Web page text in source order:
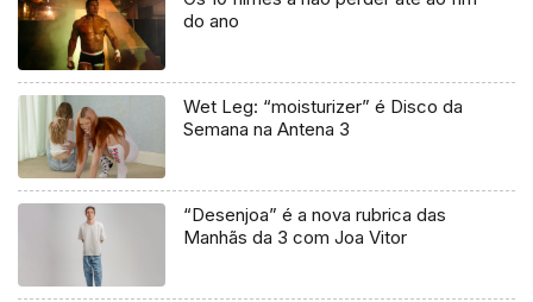
do ano
Wet Leg: “moisturizer” é Disco da
Semana na Antena 3
“Desenjoa” é a nova rubrica das
Manhãs da 3 com Joa Vitor